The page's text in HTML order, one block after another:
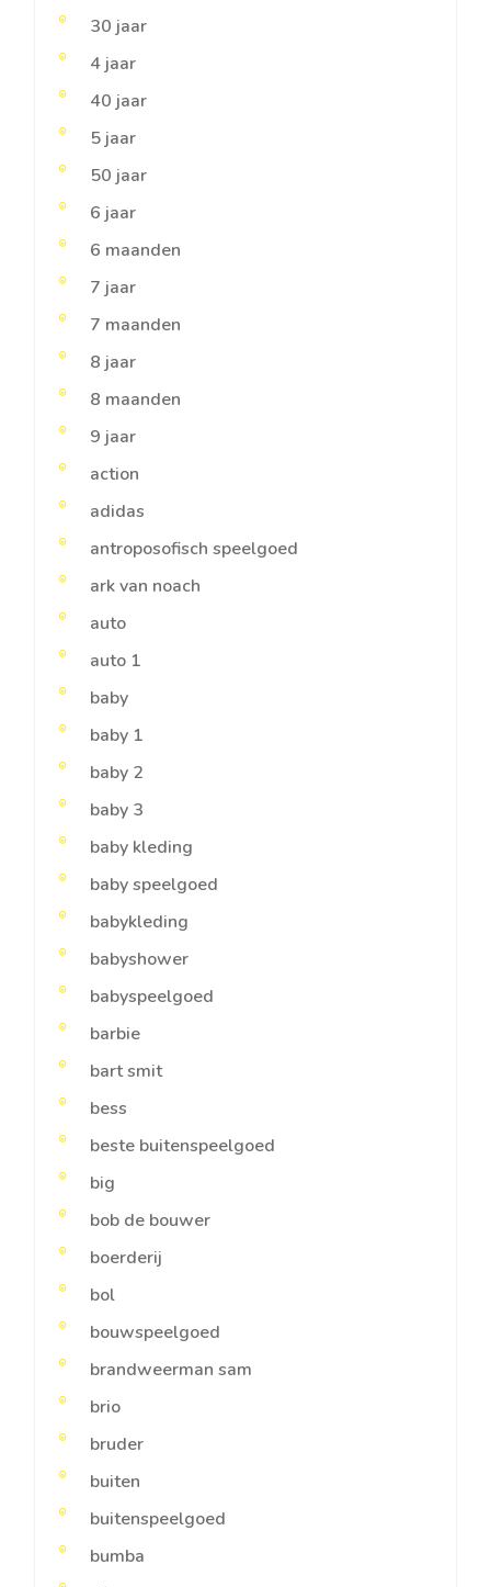
30 jaar
4 jaar
40 jaar
5 jaar
50 jaar
6 jaar
6 maanden
7 jaar
7 maanden
8 jaar
8 maanden
9 jaar
action
adidas
antroposofisch speelgoed
ark van noach
auto
auto 1
baby
baby 1
baby 2
baby 3
baby kleding
baby speelgoed
babykleding
babyshower
babyspeelgoed
barbie
bart smit
bess
beste buitenspeelgoed
big
bob de bouwer
boerderij
bol
bouwspeelgoed
brandweerman sam
brio
bruder
buiten
buitenspeelgoed
bumba